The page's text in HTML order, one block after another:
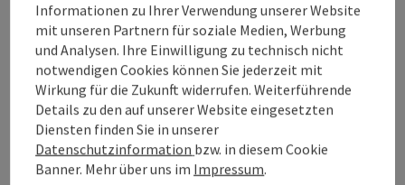
14.08.2026 14.08.2026
1 bis 10 von 733 Einträgen Zurück Nächste
Angebot buchen
Informationen zu Ihrer Verwendung unserer Website
mit unseren Partnern für soziale Medien, Werbung
und Analysen. Ihre Einwilligung zu technisch nicht
notwendigen Cookies können Sie jederzeit mit
Wirkung für die Zukunft widerrufen. Weiterführende
Details zu den auf unserer Website eingesetzten
Diensten finden Sie in unserer
Datenschutzinformation bzw. in diesem Cookie
Banner. Mehr über uns im Impressum.